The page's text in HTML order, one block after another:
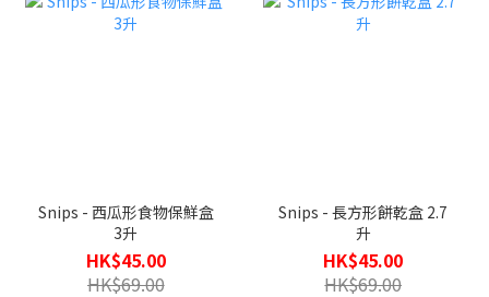
Snips - 西瓜形食物保鮮盒
3升
HK$45.00
HK$69.00
Snips - 長方形餅乾盒 2.7
升
HK$45.00
HK$69.00